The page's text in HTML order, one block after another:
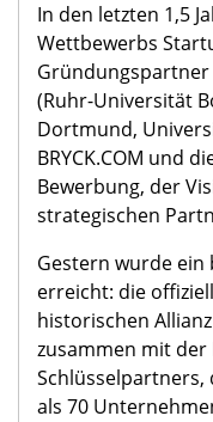
In den letzten 1,5
Wettbewerbs
Gründungspartner
(Ruhr-Universität
Dortmund,
BRYCK.COM und
Bewerbung, der
strategischen
Gestern wurde
erreicht: die
historischen
zusammen mit der
als 70